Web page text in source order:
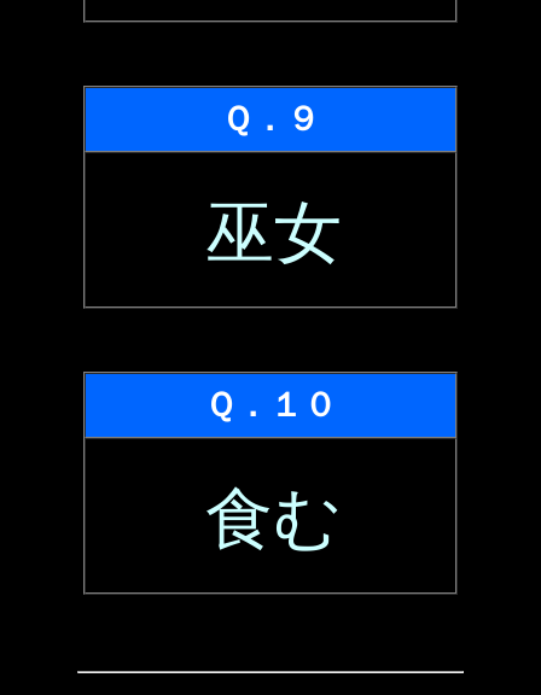
Ｑ．９
巫女
Ｑ．１０
食む